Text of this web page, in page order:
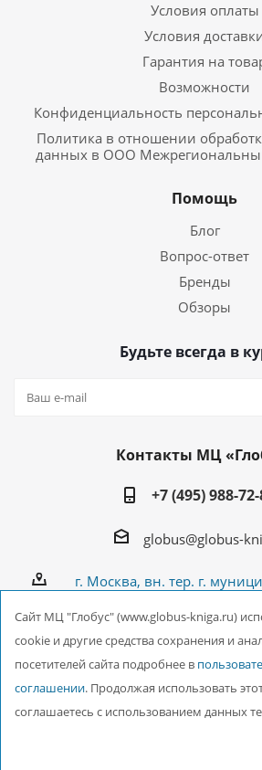
Условия оплаты
Условия
Гарантия на
Возможности
Конфиденциальность
Политика в отношении
данных в ООО
Помощь
Блог
Вопрос-ответ
Бренды
Обзоры
Будьте всегда в
Контакты МЦ
+7 (495) 988-
globus@globus-
г. Москва, вн. тер. г.
2026 © ООО Межрегиональный
Cайт МЦ "Глобус" (www.globus-kniga.ru)
cookie и другие средства сохранения и
посетителей сайта подробнее в
соглашении. Продолжая использовать
соглашаетесь с использованием данных